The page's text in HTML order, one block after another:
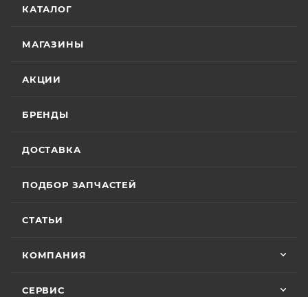
КАТАЛОГ
МАГАЗИНЫ
АКЦИИ
БРЕНДЫ
ДОСТАВКА
ПОДБОР ЗАПЧАСТЕЙ
СТАТЬИ
КОМПАНИЯ
СЕРВИС